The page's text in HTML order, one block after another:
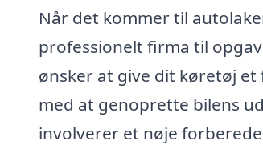
Når det kommer til
professionelt firma til
ønsker at give dit køretøj
med at genoprette bilens
involverer et nøje